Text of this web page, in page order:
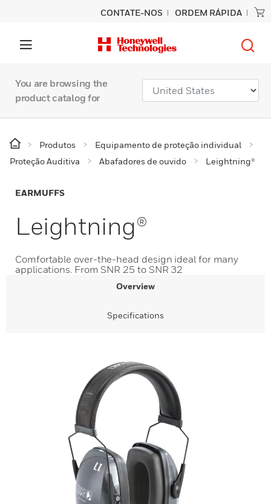
CONTATE-NOS ORDEM RÁPIDA
You are browsing the
product catalog for
Produtos
Equipamento de proteção individual
Proteção Auditiva
Abafadores de ouvido Leightning®
EARMUFFS
Leightning®
Comfortable over-the-head design ideal for many
applications. From SNR 25 to SNR 32
Overview
Specifications